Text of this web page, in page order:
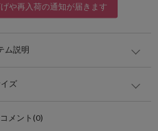
や再入荷の通知が届きます
ム説明
ズ
メント(0)